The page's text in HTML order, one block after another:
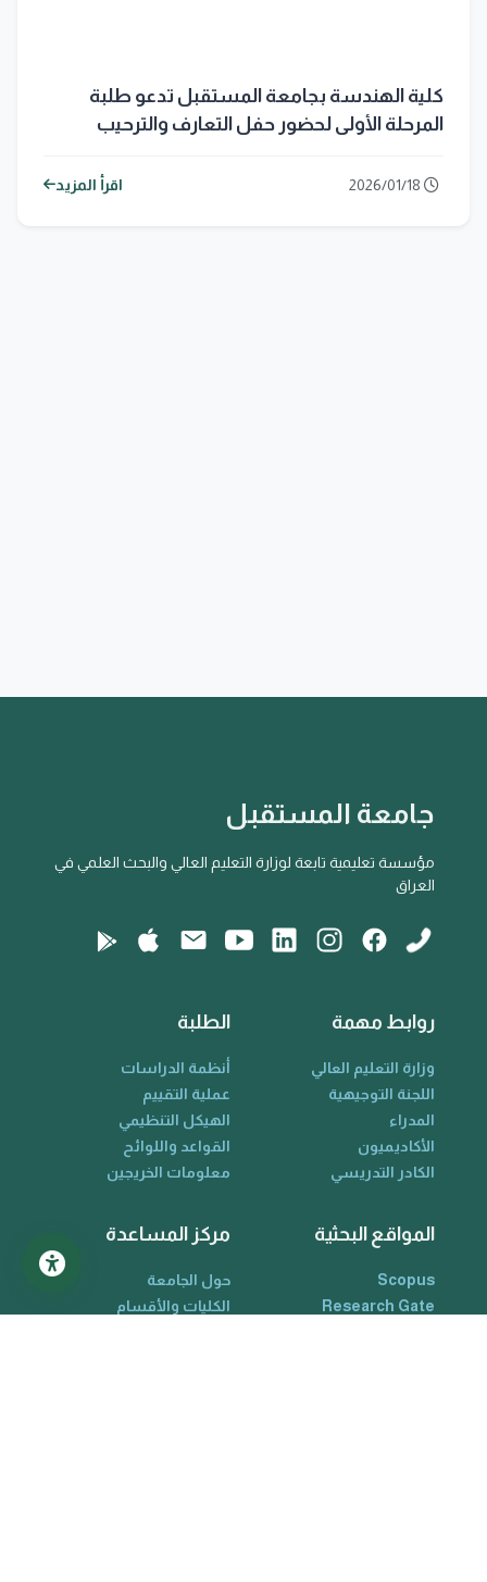
كلية الهندسة بجامعة المستقبل تدعو طلبة
المرحلة الأولى لحضور حفل التعارف والترحيب
اقرأ المزيد
جامعة المستقبل
مؤسسة تعليمية تابعة لوزارة التعليم العالي والبحث العلمي في
العراق
روابط مهمة
وزارة التعليم العالي
اللجنة التوجيهية
المدراء
الأكاديميون
الكادر التدريسي
الطلبة
أنظمة الدراسات
عملية التقييم
الهيكل التنظيمي
القواعد واللوائح
معلومات الخريجين
المواقع البحثية
Scopus
Research Gate
مركز المساعدة
حول الجامعة
الكليات والأقسام